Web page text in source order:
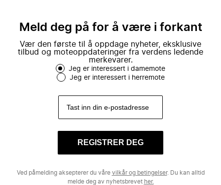
Meld deg på for å være i forkant
Vær den første til å oppdage nyheter, eksklusive
tilbud og moteoppdateringer fra verdens ledende
merkevarer.
Jeg er interessert i damemote
Jeg er interessert i herremote
REGISTRER DEG
Ved påmelding aksepterer du våre vilkår og betingelser. Du kan alltid
melde deg av nyhetsbrevet her.